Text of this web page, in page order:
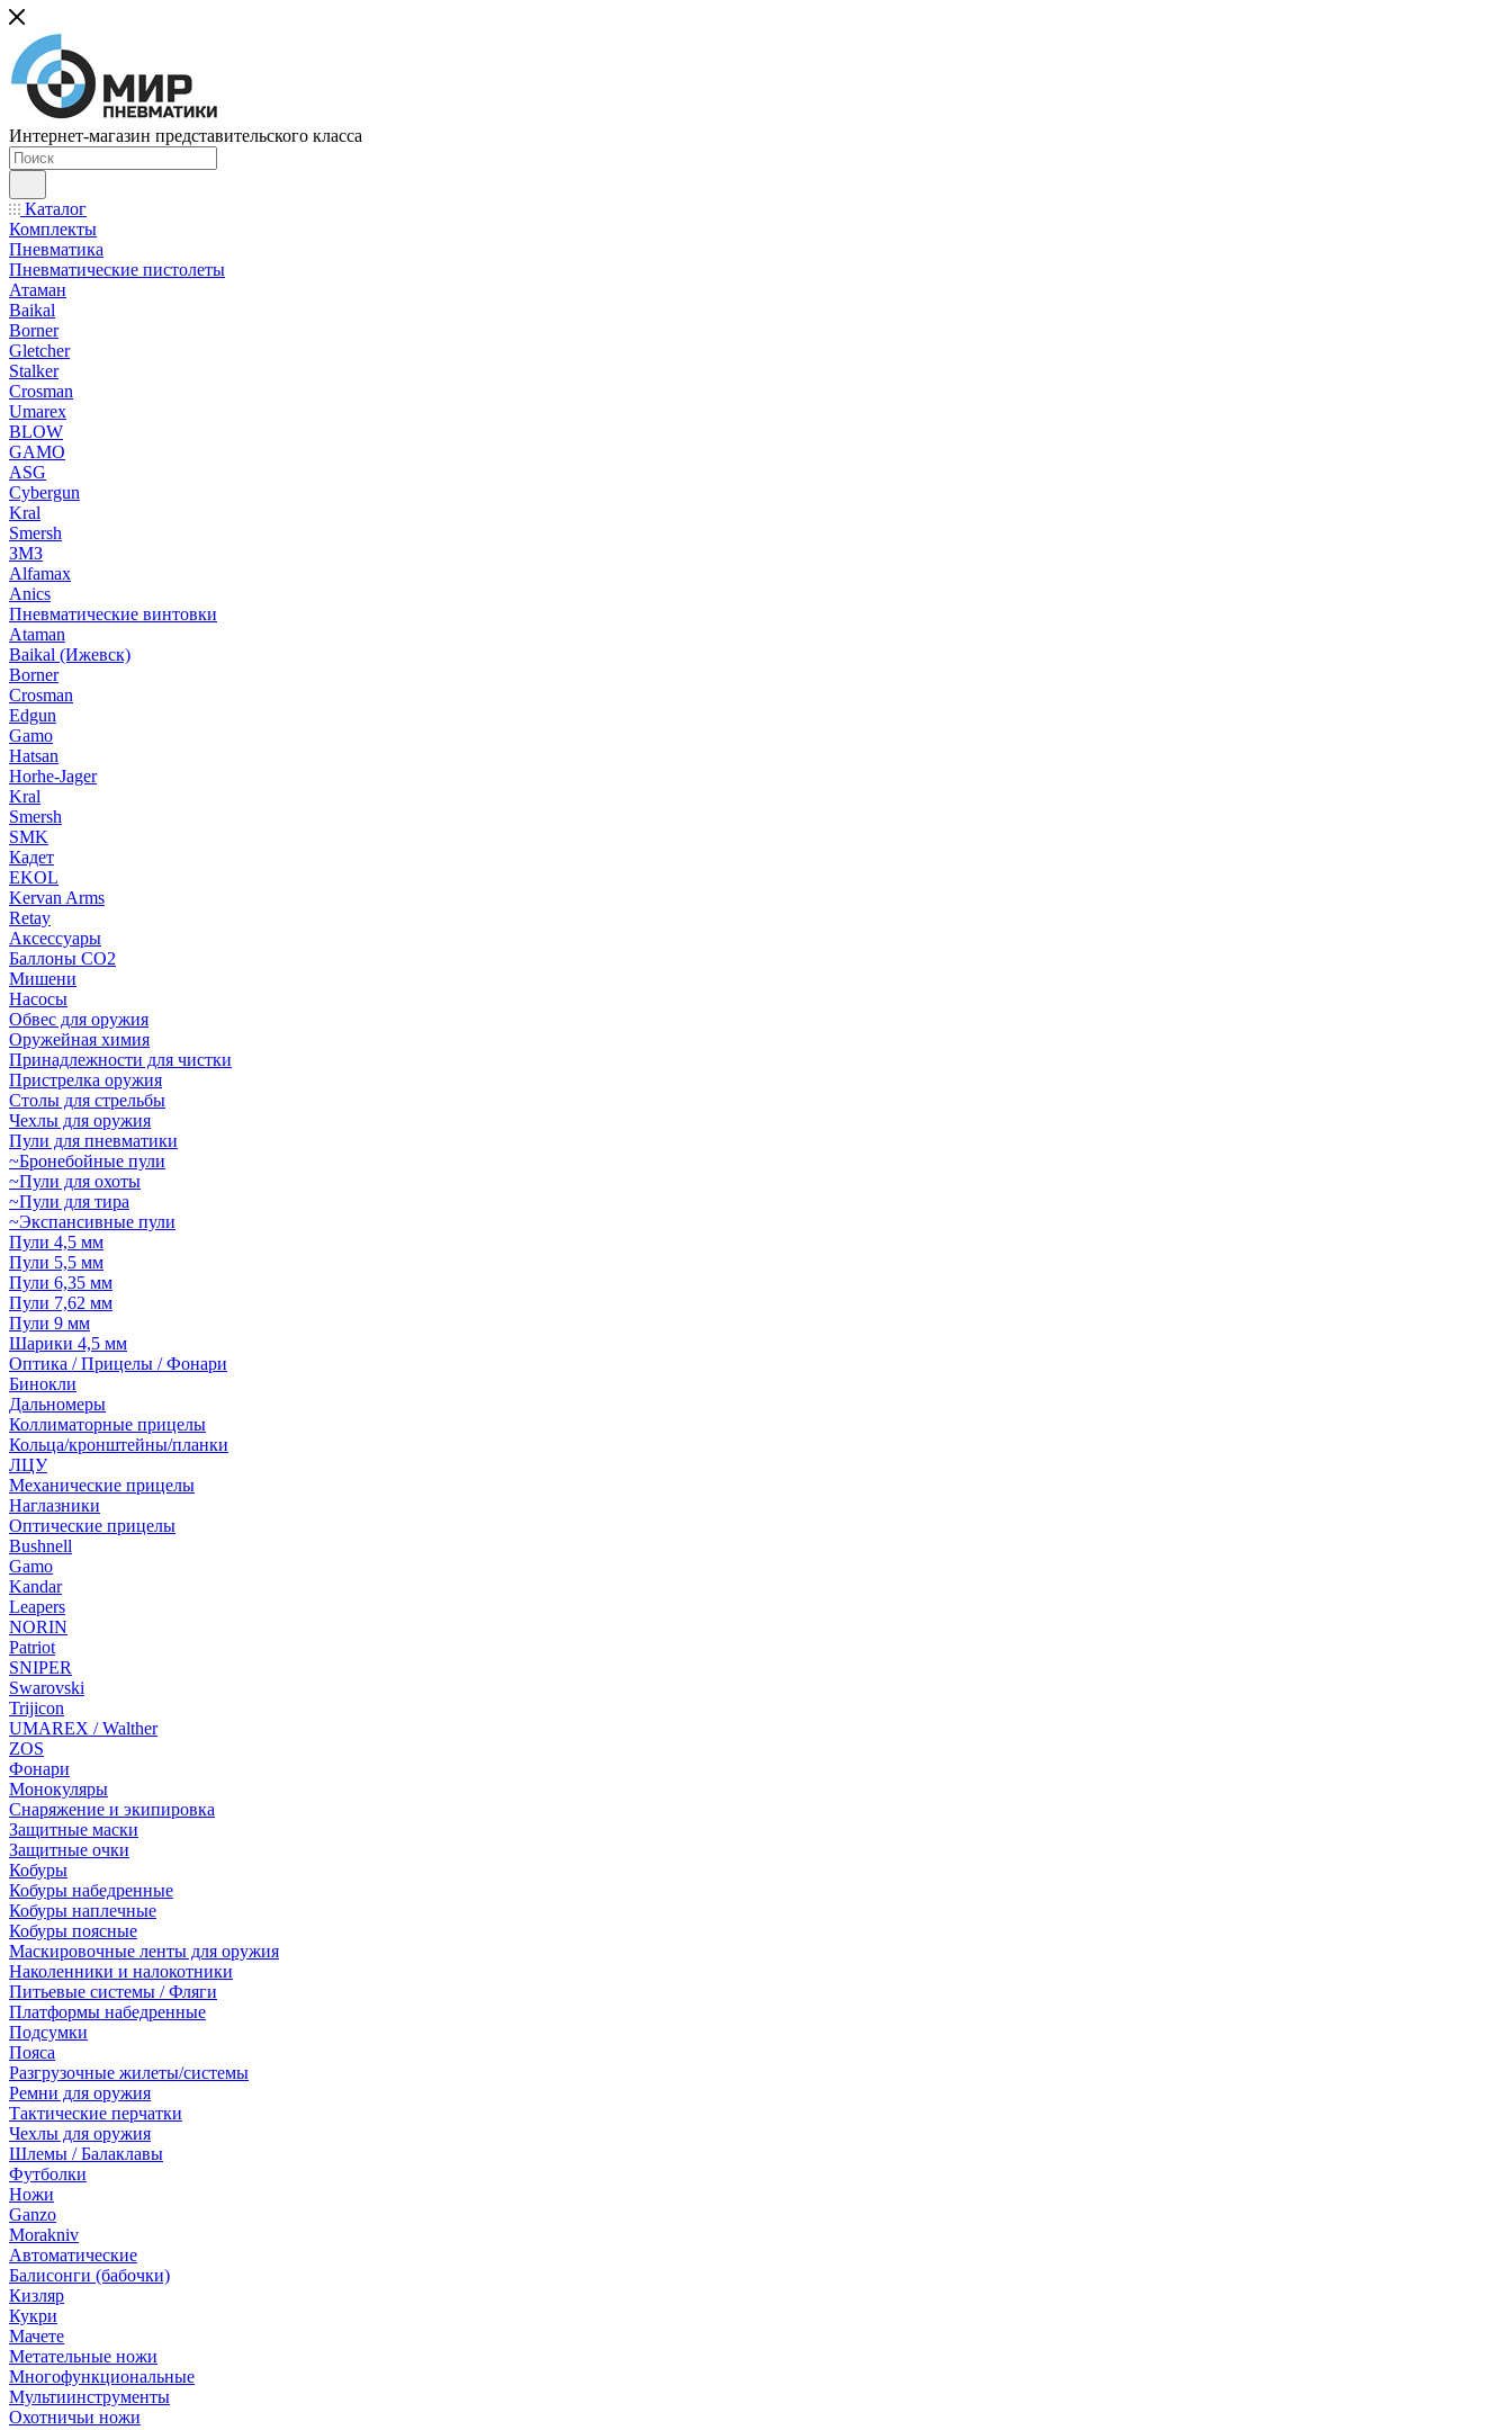
Интернет-магазин представительского класса
Каталог
Комплекты
Пневматика
Пневматические пистолеты
Атаман
Baikal
Borner
Gletcher
Stalker
Crosman
Umarex
BLOW
GAMO
ASG
Cybergun
Kral
Smersh
ЗМЗ
Alfamax
Anics
Пневматические винтовки
Ataman
Baikal (Ижевск)
Borner
Crosman
Edgun
Gamo
Hatsan
Horhe-Jager
Kral
Smersh
SMK
Кадет
EKOL
Kervan Arms
Retay
Аксессуары
Баллоны СО2
Мишени
Насосы
Обвес для оружия
Оружейная химия
Принадлежности для чистки
Пристрелка оружия
Столы для стрельбы
Чехлы для оружия
Пули для пневматики
~Бронебойные пули
~Пули для охоты
~Пули для тира
~Экспансивные пули
Пули 4,5 мм
Пули 5,5 мм
Пули 6,35 мм
Пули 7,62 мм
Пули 9 мм
Шарики 4,5 мм
Оптика / Прицелы / Фонари
Бинокли
Дальномеры
Коллиматорные прицелы
Кольца/кронштейны/планки
ЛЦУ
Механические прицелы
Наглазники
Оптические прицелы
Bushnell
Gamo
Kandar
Leapers
NORIN
Patriot
SNIPER
Swarovski
Trijicon
UMAREX / Walther
ZOS
Фонари
Монокуляры
Снаряжение и экипировка
Защитные маски
Защитные очки
Кобуры
Кобуры набедренные
Кобуры наплечные
Кобуры поясные
Маскировочные ленты для оружия
Наколенники и налокотники
Питьевые системы / Фляги
Платформы набедренные
Подсумки
Пояса
Разгрузочные жилеты/системы
Ремни для оружия
Тактические перчатки
Чехлы для оружия
Шлемы / Балаклавы
Футболки
Ножи
Ganzo
Morakniv
Автоматические
Балисонги (бабочки)
Кизляр
Кукри
Мачете
Метательные ножи
Многофункциональные
Мультиинструменты
Охотничьи ножи